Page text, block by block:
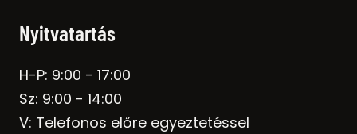
Nyitvatartás
H-P: 9:00 - 17:00
Sz: 9:00 - 14:00
V: Telefonos előre egyeztetéssel